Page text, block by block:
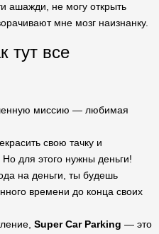
ашажди, не могу открыть
мне мозг наизнанку.
тут все
миссию — любимая
свою тачку и
Но для этого нужны деньги!
на деньги, ты будешь
времени до конца своих
Super Car Parking — это